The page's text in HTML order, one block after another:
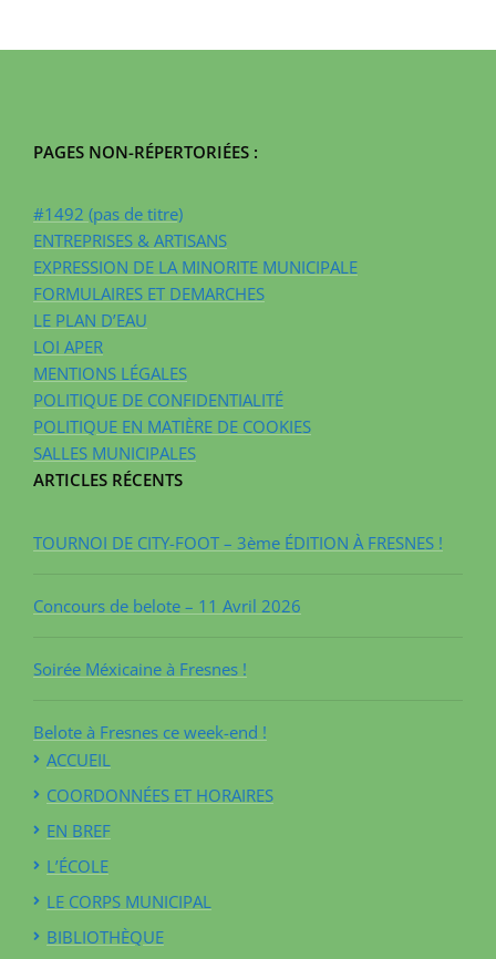
PAGES NON-RÉPERTORIÉES :
#1492 (pas de titre)
ENTREPRISES & ARTISANS
EXPRESSION DE LA MINORITE MUNICIPALE
FORMULAIRES ET DEMARCHES
LE PLAN D’EAU
LOI APER
MENTIONS LÉGALES
POLITIQUE DE CONFIDENTIALITÉ
POLITIQUE EN MATIÈRE DE COOKIES
SALLES MUNICIPALES
ARTICLES RÉCENTS
TOURNOI DE CITY-FOOT – 3ème ÉDITION À FRESNES !
Concours de belote – 11 Avril 2026
Soirée Méxicaine à Fresnes !
Belote à Fresnes ce week-end !
ACCUEIL
COORDONNÉES ET HORAIRES
EN BREF
L’ÉCOLE
LE CORPS MUNICIPAL
BIBLIOTHÈQUE